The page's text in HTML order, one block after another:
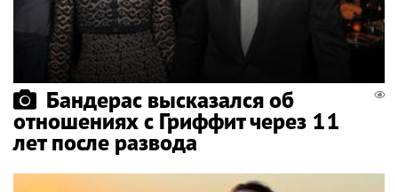
Бандерас высказался об
отношениях с Гриффит через 11
лет после развода